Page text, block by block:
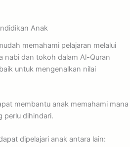
Anak
memahami pelajaran melalui
nabi dan tokoh dalam Al-Quran
untuk mengenalkan nilai
membantu anak memahami mana
perlu dihindari.
dipelajari anak antara lain: